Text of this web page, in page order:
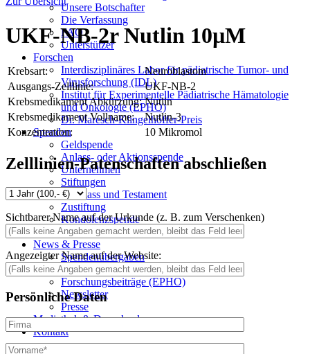
Unsere Botschafter
Die Verfassung
FAQ
Unterstützer
Forschen
Interdisziplinäres Labor für pädiatrische Tumor- und
Virusforschung (IDL)
Institut für Experimentelle Pädiatrische Hämatologie
und Onkologie (EPHO)
Dr. Maresch-Klingelhöffer-Preis
Spenden
Geldspende
Anlass- oder Aktionsspende
Unternehmen
Stiftungen
Nachlass und Testament
Zustiftung
Kondolenzspende
Geldauflage und Bußgelder
News & Presse
Spendenübergaben
Forschungsbeiträge (IDL)
Forschungsbeiträge (EPHO)
Newsletter
Presse
Mediathek & Downloads
Kontakt
UKF-NB-2r Nutlin 10µM
Krebsart:
Neuroblastom
Ausgangs-Zelllinie:
UKF-NB-2
Krebsmedikament Abkürzung: Nutlin
Krebsmedikament Vollname:
Nutlin-3
Konzentration:
10 Mikromol
Zelllinien-Patenschaften abschließen
Sichtbarer Name auf der Urkunde (z. B. zum Verschenken)
Angezeigter Name auf der Website:
Persönliche Daten